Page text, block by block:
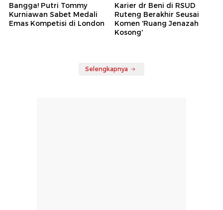
Bangga! Putri Tommy
Kurniawan Sabet Medali
Emas Kompetisi di London
Karier dr Beni di RSUD
Ruteng Berakhir Seusai
Komen 'Ruang Jenazah
Kosong'
Selengkapnya